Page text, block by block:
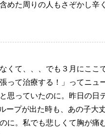
めた周りの人もさぞかし辛
くて、、、でも３月にここ
って治療する！」ってニュ
思っていたのに。昨日の日
ープが出た時も、あの子大
に。私でも悲しくて胸が痛む